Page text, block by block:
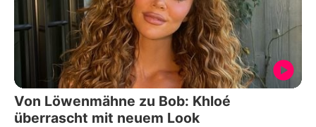
Von Löwenmähne zu Bob: Khloé
überrascht mit neuem Look